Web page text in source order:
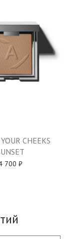
CHEEKS
700 ₽